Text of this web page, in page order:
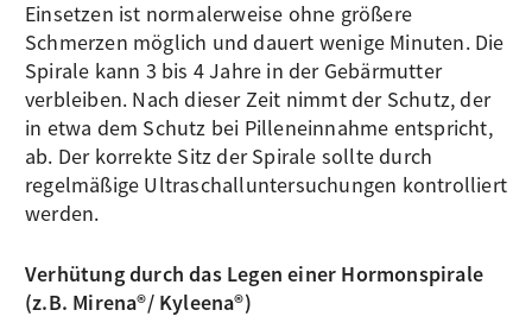
Einsetzen ist normalerweise ohne größere
Schmerzen möglich und dauert wenige Minuten. Die
Spirale kann 3 bis 4 Jahre in der Gebärmutter
verbleiben. Nach dieser Zeit nimmt der Schutz, der
in etwa dem Schutz bei Pilleneinnahme entspricht,
ab. Der korrekte Sitz der Spirale sollte durch
regelmäßige Ultraschalluntersuchungen kontrolliert
werden.
Verhütung durch das Legen einer Hormonspirale
(z.B. Mirena®/ Kyleena®)